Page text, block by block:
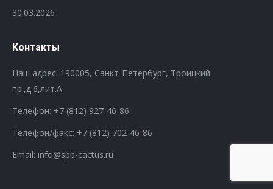
30.03.2026
Контакты
Наш адрес: 190005, Санкт-Петербург, Троицкий
пр.,д.6,лит.А
Телефон: +7 (812) 927-46-86
Телефон/факс: +7 (812) 702-46-86
Email: info@spb-cactus.ru